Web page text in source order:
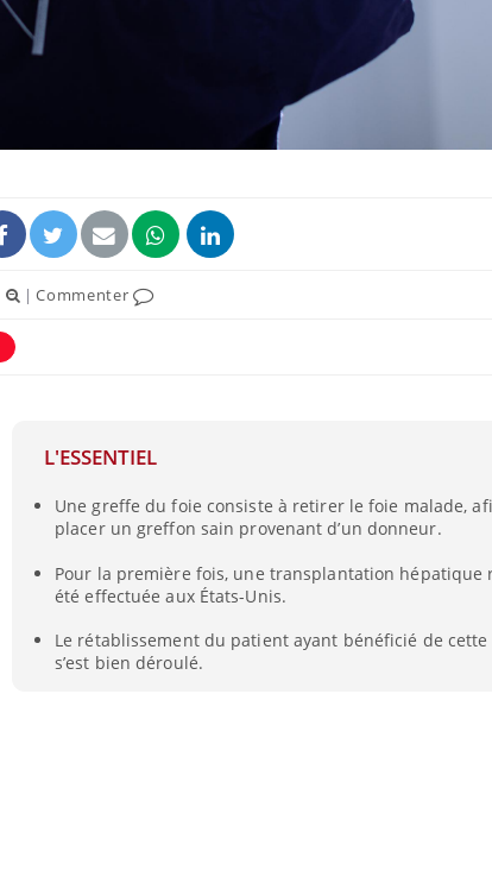
|Commenter
L'ESSENTIEL
Une greffe du foie consiste à retirer le foie malade,
placer un greffon sain provenant d’un donneur.
Pour la première fois, une transplantation hépatique
été effectuée aux États-Unis.
Le rétablissement du patient ayant bénéficié de
s’est bien déroulé.
Chikungunya, dengue,
West Nile : que se passe-
France ?
protègent-ils aussi les os